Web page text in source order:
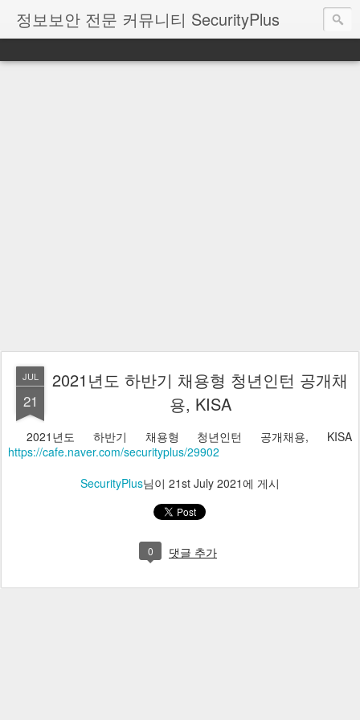
정보보안 전문 커뮤니티 SecurityPlus
JUL
21
2021년도 하반기 채용형 청년인턴 공개채
용, KISA
2021년도 하반기 채용형 청년인턴 공개채용, KISA
https://cafe.naver.com/securityplus/29902
SecurityPlus님이 21st July 2021에 게시
0 댓글 추가